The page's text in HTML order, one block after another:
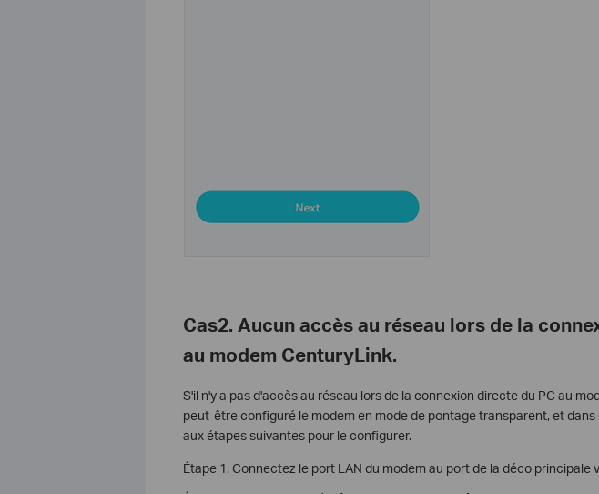
Cas2. Aucun accès au réseau lors de la
au modem CenturyLink.
S'il n'y a pas d'accès au réseau lors de la connexion directe du PC au
peut-être configuré le modem en mode de pontage transparent, et
aux étapes suivantes pour le configurer.
Étape 1. Connectez le port LAN du modem au port de la déco principale